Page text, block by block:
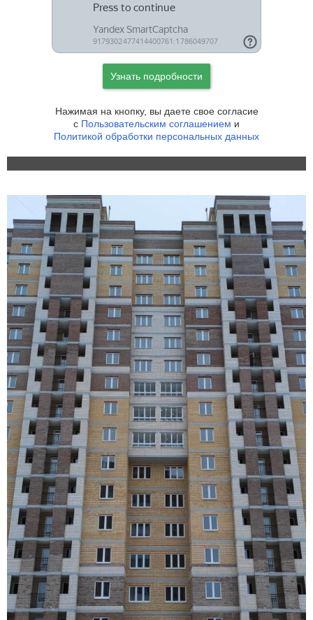
Узнать подробности
Нажимая на кнопку, вы даете свое согласие
с Пользовательским соглашением и
Политикой обработки персональных данных